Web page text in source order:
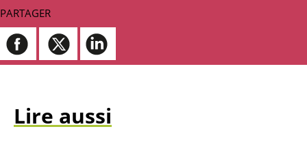
PARTAGER
Lire aussi